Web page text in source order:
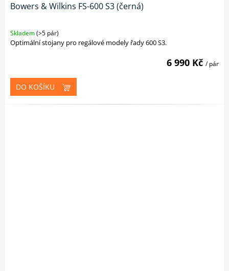
Bowers & Wilkins FS-600 S3 (černá)
Skladem(>5 pár)
6 990 Kč / pár
DO KOŠÍKU
Optimální stojany pro regálové modely řady 600 S3.